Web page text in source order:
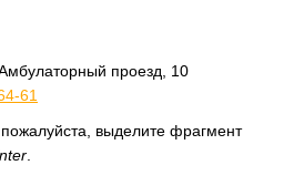
проезд, 10
61
выделите фрагмент